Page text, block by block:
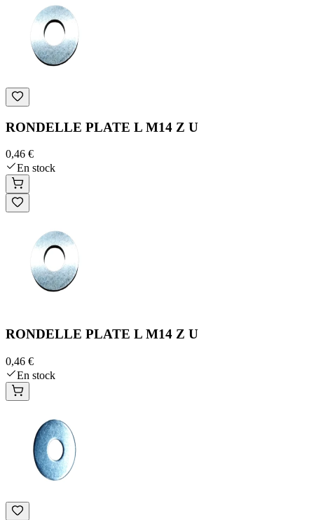
RONDELLE PLATE L M14 Z U
0,46 €
En stock
RONDELLE PLATE L M14 Z U
0,46 €
En stock